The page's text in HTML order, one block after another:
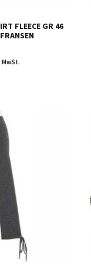
FLEECE GR 46
MwSt.